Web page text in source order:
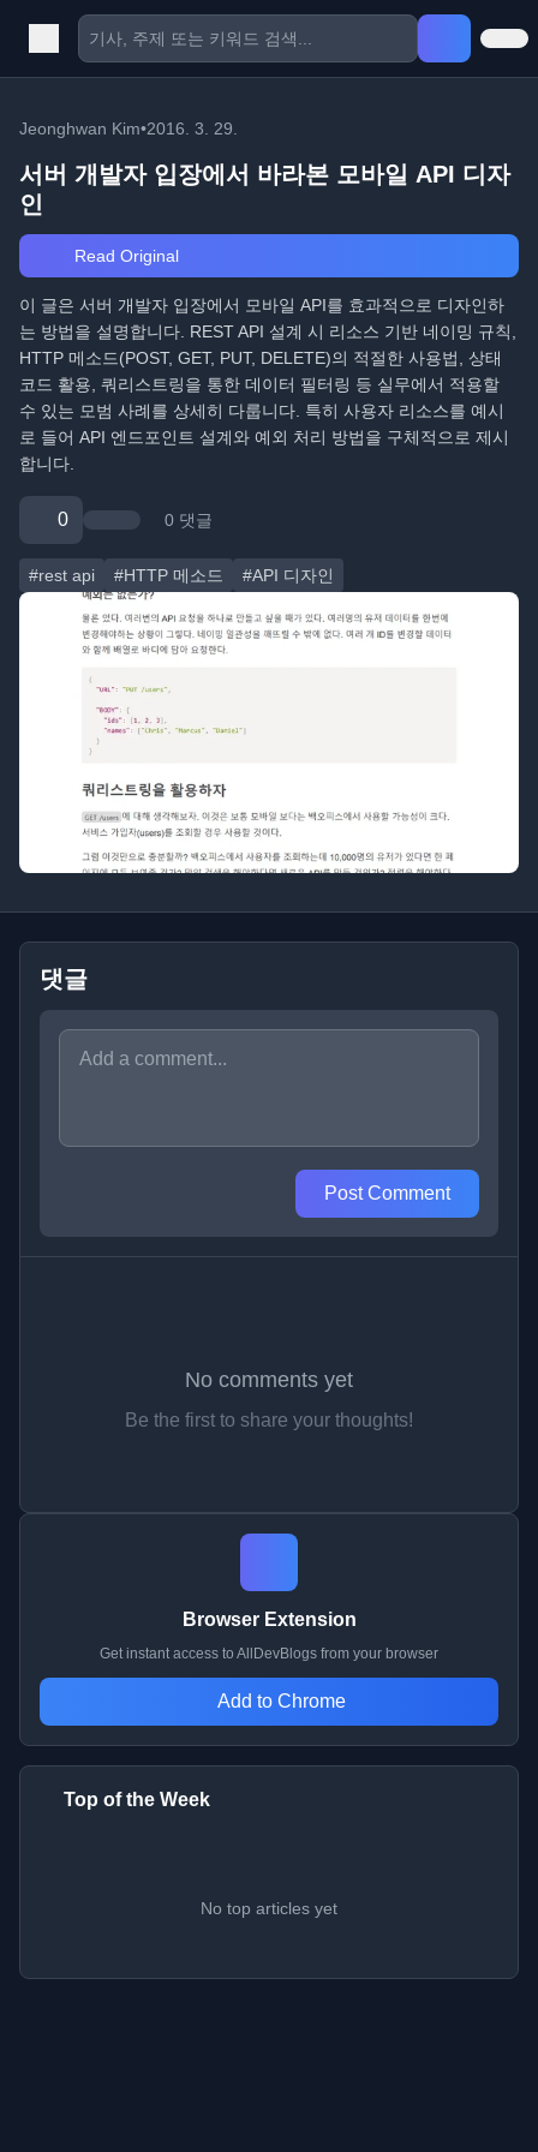
Jeonghwan Kim•2016. 3. 29.
서버 개발자 입장에서 바라본 모바일 API 디자
인
Read Original
이 글은 서버 개발자 입장에서 모바일 API를 효과적으로 디자인하
는 방법을 설명합니다. REST API 설계 시 리소스 기반 네이밍 규칙,
HTTP 메소드(POST, GET, PUT, DELETE)의 적절한 사용법, 상태
코드 활용, 쿼리스트링을 통한 데이터 필터링 등 실무에서 적용할
수 있는 모범 사례를 상세히 다룹니다. 특히 사용자 리소스를 예시
로 들어 API 엔드포인트 설계와 예외 처리 방법을 구체적으로 제시
합니다.
0 0 댓글
#rest api #HTTP 메소드 #API 디자인
댓글
Post Comment
No comments yet
Be the first to share your thoughts!
Browser Extension
Get instant access to AllDevBlogs from your browser
Add to Chrome
Top of the Week
No top articles yet